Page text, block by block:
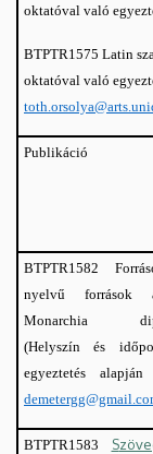
oktatóval való
BTPTR1575 Latin
oktatóval való
Publikáció
BTPTR1582
nyelvű források
Monarchia
(Helyszín és
egyeztetés
BTPTR1583 S